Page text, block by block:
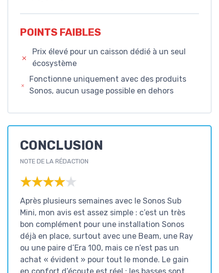
POINTS FAIBLES
Prix élevé pour un caisson dédié à un seul
écosystème
Fonctionne uniquement avec des produits
Sonos, aucun usage possible en dehors
CONCLUSION
NOTE DE LA RÉDACTION
★★★★★
★★★★★
Après plusieurs semaines avec le Sonos Sub
Mini, mon avis est assez simple : c’est un très
bon complément pour une installation Sonos
déjà en place, surtout avec une Beam, une Ray
ou une paire d’Era 100, mais ce n’est pas un
achat « évident » pour tout le monde. Le gain